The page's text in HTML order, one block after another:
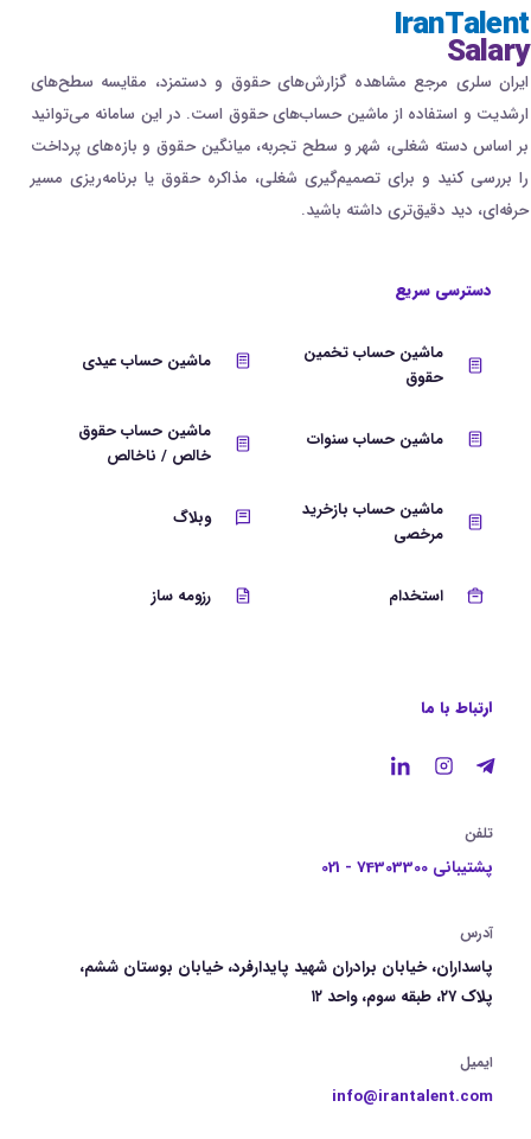
IranTalent
Salary
ایران سلری مرجع مشاهده گزارش‌های حقوق و دستمزد، مقایسه سطح‌های
ارشدیت و استفاده از ماشین حساب‌های حقوق است. در این سامانه می‌توانید
بر اساس دسته شغلی، شهر و سطح تجربه، میانگین حقوق و بازه‌های پرداخت
را بررسی کنید و برای تصمیم‌گیری شغلی، مذاکره حقوق یا برنامه‌ریزی مسیر
حرفه‌ای، دید دقیق‌تری داشته باشید.
دسترسی سریع
ماشین حساب تخمین
حقوق
ماشین حساب عیدی
ماشین حساب سنوات
ماشین حساب حقوق
خالص / ناخالص
ماشین حساب بازخرید
مرخصی
وبلاگ
استخدام رزومه ساز
ارتباط با ما
تلفن
پشتیبانی 74303300 - 021
آدرس
پاسداران، خیابان برادران شهید پایدارفرد، خیابان بوستان ششم،
پلاک ۲۷، طبقه سوم، واحد ۱۲
ایمیل
info@irantalent.com